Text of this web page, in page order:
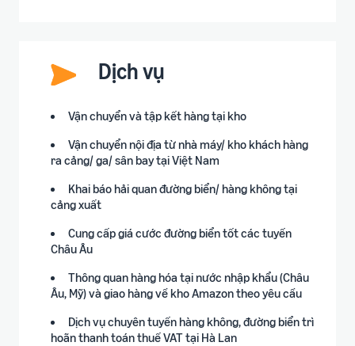
Dịch vụ
Vận chuyển và tập kết hàng tại kho
Vận chuyển nội địa từ nhà máy/ kho khách hàng
ra cảng/ ga/ sân bay tại Việt Nam
Khai báo hải quan đường biển/ hàng không tại
cảng xuất
Cung cấp giá cước đường biển tốt các tuyến
Châu Âu
Thông quan hàng hóa tại nước nhập khẩu (Châu
Âu, Mỹ) và giao hàng về kho Amazon theo yêu cầu
Dịch vụ chuyên tuyến hàng không, đường biển trì
hoãn thanh toán thuế VAT tại Hà Lan